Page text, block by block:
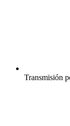
Transmisión